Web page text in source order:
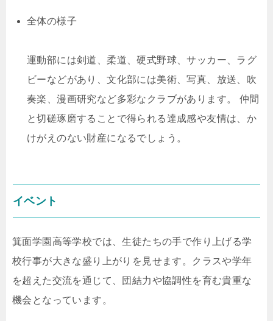
全体の様子
運動部には剣道、柔道、硬式野球、サッカー、ラグ
ビーなどがあり、文化部には美術、写真、放送、吹
奏楽、漫画研究など多彩なクラブがあります。 仲間
と切磋琢磨することで得られる達成感や友情は、か
けがえのない財産になるでしょう。
イベント
箕面学園高等学校では、生徒たちの手で作り上げる学
校行事が大きな盛り上がりを見せます。クラスや学年
を超えた交流を通じて、団結力や協調性を育む貴重な
機会となっています。